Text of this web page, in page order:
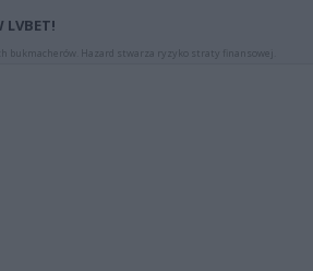
LVBET!
bukmacherów. Hazard stwarza ryzyko straty finansowej.